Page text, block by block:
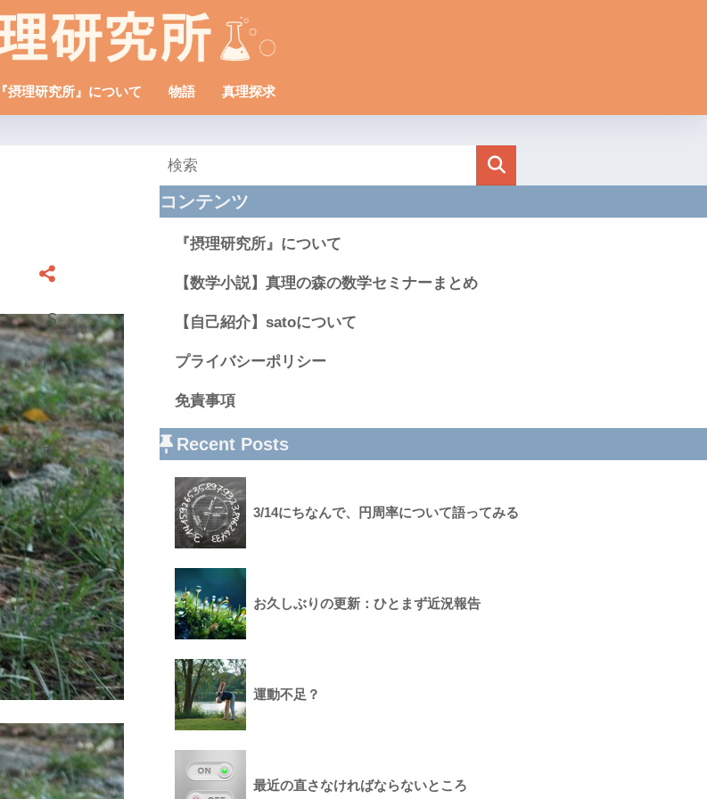
『摂理研究所』について 物語 真理探求
コンテンツ
『摂理研究所』について
【数学小説】真理の森の数学セミナーまとめ
【自己紹介】satoについて
プライバシーポリシー
免責事項
Recent Posts
3/14にちなんで、円周率について語ってみる
お久しぶりの更新：ひとまず近況報告
運動不足？
最近の直さなければならないところ